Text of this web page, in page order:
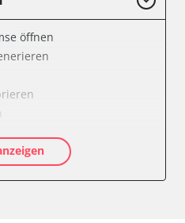
(VSC)
öffnen